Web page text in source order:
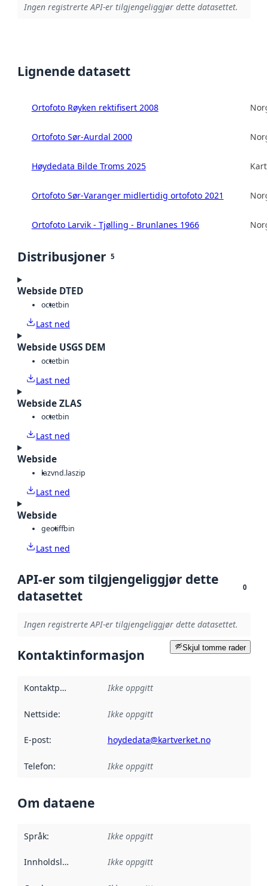
Ingen registrerte API-er tilgjengeliggjør dette datasettet.
Lignende datasett
Ortofoto Røyken rektifisert 2008
Ortofoto Sør-Aurdal 2000
Høydedata Bilde Troms 2025
Ortofoto Sør-Varanger midlertidig ortofoto 2021
Ortofoto Larvik - Tjølling - Brunlanes 1966
Distribusjoner 5
Webside DTED
octetbin
Last ned
Webside USGS DEM
octetbin
Last ned
Webside ZLAS
octetbin
Last ned
Webside
lazvnd.laszip
Last ned
Webside
geotiffbin
Last ned
API-er som tilgjengeliggjør dette
datasettet
0
Ingen registrerte API-er tilgjengeliggjør dette datasettet.
Skjul tomme rader
Kontaktinformasjon
Kontaktpunkt Ikke oppgitt
Nettside: Ikke oppgitt
E-post: hoydedata@kartverket.no
Telefon: Ikke oppgitt
Om dataene
Språk: Ikke oppgitt
Innholdsleverandører :
Ikke oppgitt